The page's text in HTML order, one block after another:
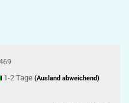
1-2 Tage (Ausland abweichend)